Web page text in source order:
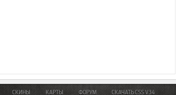
СКИНЫ КАРТЫ ФОРУМ СКАЧАТЬ CSS V34